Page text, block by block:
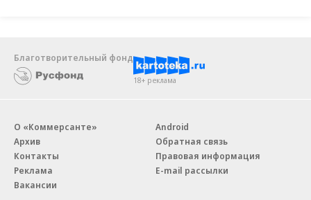
Благотворительный фонд
18+ реклама
О «Коммерсанте»
Архив
Контакты
Реклама
Вакансии
Android
Обратная связь
Правовая информация
E-mail рассылки